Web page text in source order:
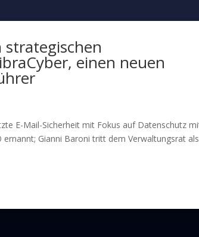
strategischen
einen neuen
E-Mail-Sicherheit mit Fokus auf Datenschutz
Gianni Baroni tritt dem Verwaltungsrat als